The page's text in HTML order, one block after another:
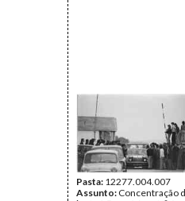
Pasta: 12277.004.007
Assunto: Concentração